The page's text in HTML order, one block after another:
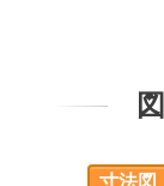
寸法図